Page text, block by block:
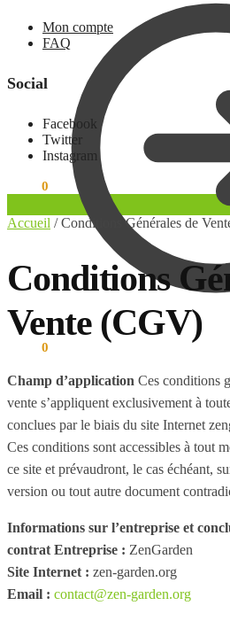
0
Mon compte
FAQ
Social
Facebook
Twitter
Instagram
0
Accueil /Conditions Générales de
Conditions
Vente (CGV)
Champ d’application Ces conditions
vente s’appliquent exclusivement à
conclues par le biais du site Internet
Ces conditions sont accessibles à tout
ce site et prévaudront, le cas échéant,
version ou tout autre document
Informations sur l’entreprise et
contrat Entreprise : ZenGarden
Site Internet : zen-garden.org
Email : contact@zen-garden.org